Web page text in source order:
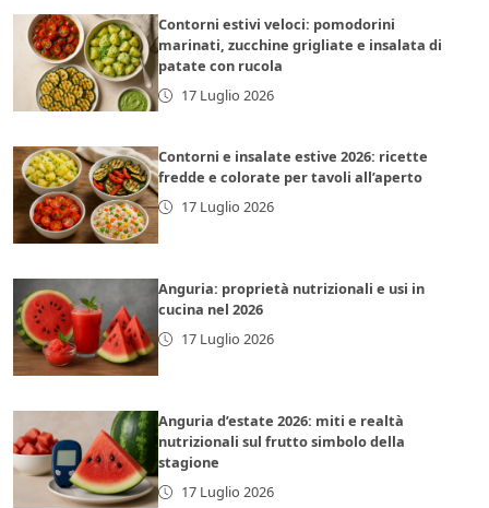
Contorni estivi veloci: pomodorini
marinati, zucchine grigliate e insalata di
patate con rucola
17 Luglio 2026
Contorni e insalate estive 2026: ricette
fredde e colorate per tavoli all’aperto
17 Luglio 2026
Anguria: proprietà nutrizionali e usi in
cucina nel 2026
17 Luglio 2026
Anguria d’estate 2026: miti e realtà
nutrizionali sul frutto simbolo della
stagione
17 Luglio 2026